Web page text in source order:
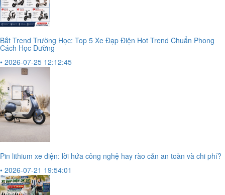
Bắt Trend Trường Học: Top 5 Xe Đạp Điện Hot Trend Chuẩn Phong
Cách Học Đường
• 2026-07-25 12:12:45
Pin lithium xe điện: lời hứa công nghệ hay rào cản an toàn và chi phí?
• 2026-07-21 19:54:01